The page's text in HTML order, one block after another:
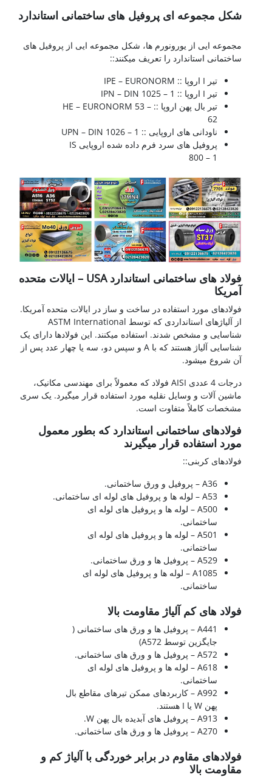
شکل مجموعه ای پروفیل های ساختمانی استاندارد
مجموعه ایی از یورونورم ها، شکل مجموعه ایی از پروفیل های
ساختمانی استاندارد را تعریف میکنند::
تیر I اروپا :: IPE – EURONORM
تیر I اروپا :: IPN – DIN 1025 – 1
تیر بال پهن اروپا :: HE – EURONORM 53 –
62
ناودانی های اروپایی :: UPN – DIN 1026 – 1
پروفیل های سرد فرم داده شده اروپایی IS
800 – 1
فولاد های ساختمانی استاندارد USA – ایالات متحده
آمریکا
فولادهای مورد استفاده در ساخت و ساز در ایالات متحده آمریکا.
از آلیاژهای استانداردی که توسط ASTM International
شناسایی و مشخص شدند. استفاده میکنند. این فولادها دارای یک
شناسایی آلیاژ هستند که با A و سپس دو، سه یا چهار عدد پس از
آن شروع میشود.
درجات 4 عددی AISI فولاد که معمولاً برای مهندسی مکانیک،
ماشین آلات و وسایل نقلیه مورد استفاده قرار میگیرد. یک سری
مشخصات کاملاً متفاوت است.
فولادهای ساختمانی استاندارد که بطور معمول
مورد استفاده قرار میگیرند
فولادهای کربنی::
A36 – پروفیل و ورق ساختمانی.
A53 – لوله ها و پروفیل های لوله ای ساختمانی.
A500 – لوله ها و پروفیل های لوله ای
ساختمانی.
A501 – لوله ها و پروفیل های لوله ای
ساختمانی.
A529 – پروفیل ها و ورق ساختمانی.
A1085 – لوله ها و پروفیل های لوله ای
ساختمانی.
فولاد های کم آلیاژ مقاومت بالا
A441 – پروفیل ها و ورق های ساختمانی (
جایگزین توسط A572)
A572 – پروفیل ها و ورق های ساختمانی.
A618 – لوله ها و پروفیل های لوله ای
ساختمانی.
A992 – کاربردهای ممکن تیرهای مقاطع بال
پهن W یا I هستند.
A913 – پروفیل های آبدیده بال پهن W.
A270 – پروفیل ها و ورق های ساختمانی.
فولادهای مقاوم در برابر خوردگی با آلیاژ کم و
مقاومت بالا